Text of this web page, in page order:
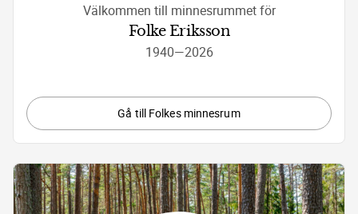
Välkommen till minnesrummet för
Folke Eriksson
1940—2026
Gå till Folkes minnesrum